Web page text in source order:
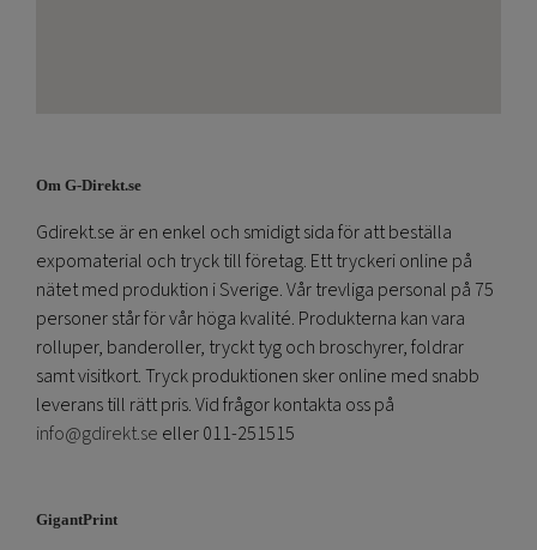
Om G-Direkt.se
Gdirekt.se är en enkel och smidigt sida för att beställa
expomaterial och tryck till företag. Ett tryckeri online på
nätet med produktion i Sverige. Vår trevliga personal på 75
personer står för vår höga kvalité. Produkterna kan vara
rolluper, banderoller, tryckt tyg och broschyrer, foldrar
samt visitkort. Tryck produktionen sker online med snabb
leverans till rätt pris. Vid frågor kontakta oss på
info@gdirekt.se eller 011-251515
GigantPrint